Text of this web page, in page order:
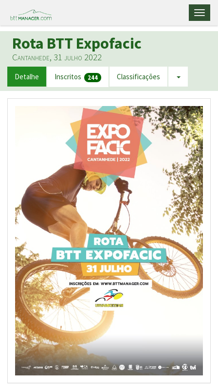
Rota BTT Expofacic
Cantanhede, 31 julho 2022
Detalhe Inscritos 244 Classificações